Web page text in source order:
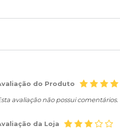
do Produto
avaliação não possui comentários.
da Loja